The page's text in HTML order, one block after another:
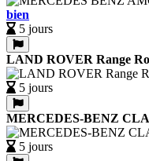
bien
5 jours
LAND ROVER Range
5 jours
MERCEDES-BENZ CLA
5 jours